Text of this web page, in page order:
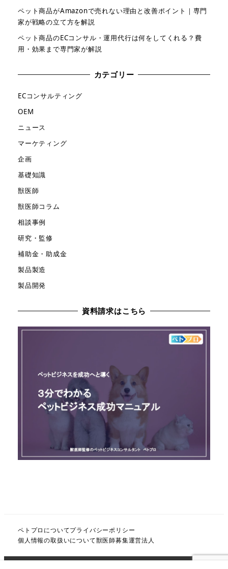
ペット商品がAmazonで売れない理由と改善ポイント｜専門
家が戦略の立て方を解説
ペット商品のECコンサル・運用代行は何をしてくれる？費
用・効果まで専門家が解説
カテゴリー
ECコンサルティング
OEM
ニュース
マーケティング
企画
基礎知識
獣医師
獣医師コラム
相談事例
研究・監修
補助金・助成金
製品製造
製品開発
資料請求はこちら
ペトプロについてプライバシーポリシー
個人情報の取扱いについて獣医師募集運営法人